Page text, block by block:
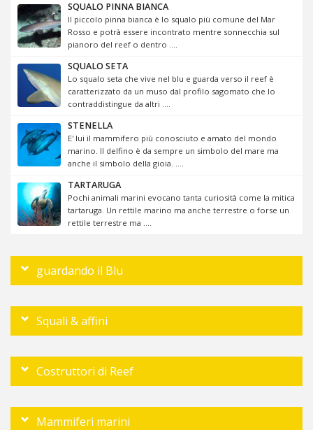
SQUALO PINNA BIANCA
Il piccolo pinna bianca è lo squalo più comune del Mar
Rosso e potrà essere incontrato mentre sonnecchia sul
pianoro del reef o dentro ....
SQUALO SETA
Lo squalo seta che vive nel blu e guarda verso il reef è
caratterizzato da un muso dal profilo sagomato che lo
contraddistingue da altri ....
STENELLA
E' lui il mammifero più conosciuto e amato del mondo
marino. Il delfino è da sempre un simbolo del mare ma
anche il simbolo della gioia. ....
TARTARUGA
Pochi animali marini evocano tanta curiosità come la mitica
tartaruga. Un rettile marino ma anche terrestre o forse un
rettile terrestre ma ....
guardando il Blu
Squali & affini
Costruttori di Reef
Mammiferi marini